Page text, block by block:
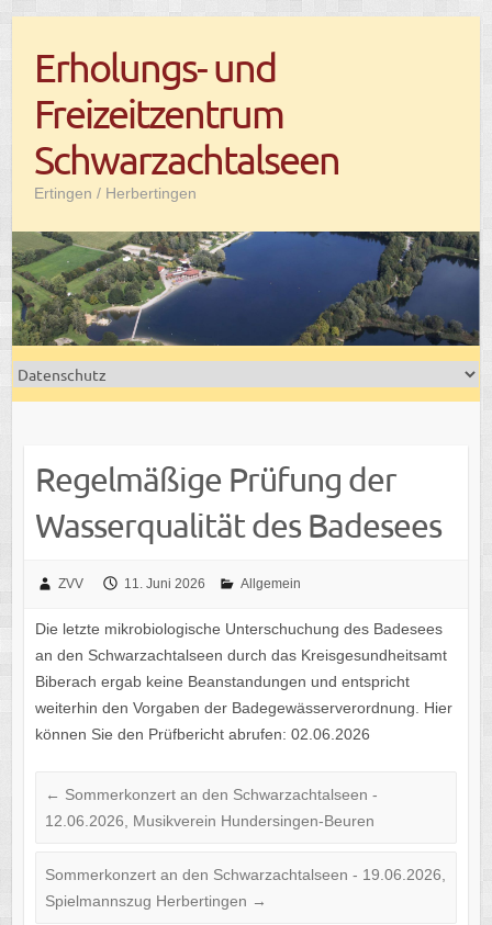
contentErholungs- und
Freizeitzentrum
Schwarzachtalseen
Ertingen / Herbertingen
Regel­mä­ßige Prüfung der
Wasser­qua­li­tät des Badesees
ZVV 11. Juni 2026 Allgemein
Die letzte mikro­bio­lo­gi­sche Unter­schu­chung des Bade­sees
an den Schwarz­ach­tal­seen durch das Kreis­ge­sund­heits­amt
Biber­ach ergab keine Bean­stan­dun­gen und entspricht
weiter­hin den Vorga­ben der Bade­ge­wäs­ser­ver­ord­nung. Hier
können Sie den Prüf­be­richt abru­fen: 02.06.2026
← Sommer­kon­zert an den Schwarz­ach­tal­seen -
12.06.2026, Musik­ver­ein Hundersingen-Beuren
Sommer­kon­zert an den Schwarz­ach­tal­seen - 19.06.2026,
Spiel­manns­zug Herbertingen →